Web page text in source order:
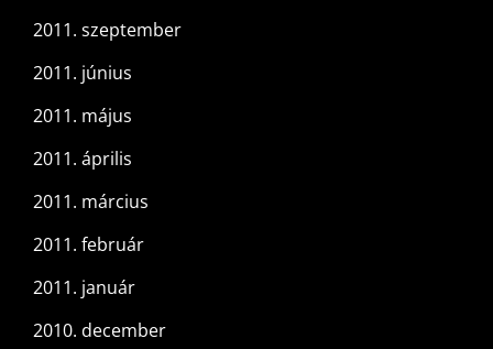
2011. szeptember
2011. június
2011. május
2011. április
2011. március
2011. február
2011. január
2010. december